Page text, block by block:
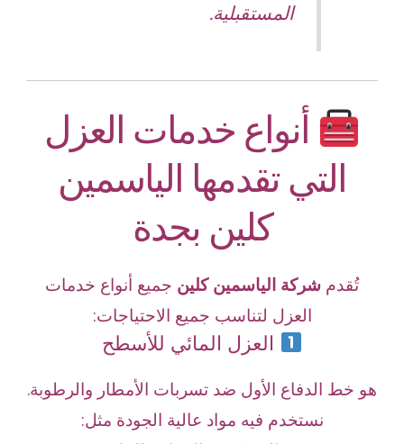
المستقبلية.
أنواع خدمات العزل
التي تقدمها الياسمين
كلين بجدة
تُقدم شركة الياسمين كلين جميع أنواع خدمات
العزل لتناسب جميع الاحتياجات:
العزل المائي للأسطح
هو خط الدفاع الأول ضد تسربات الأمطار والرطوبة.
نستخدم فيه مواد عالية الجودة مثل: